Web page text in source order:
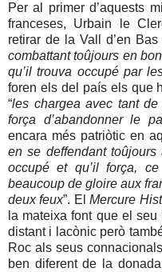
Per al primer d’aquests
franceses, Urbain le
retirar de la Vall d’en
combattant toûjours en
qu’il trouva occupé par
foren els del país els que
“les chargea avec tant
força d’abandonner le
encara més patriòtic en
en se deffendant
occupé et qu’il força,
beaucoup de gloire aux
deux feux”. ElMercure
la mateixa font que el
distant i lacònic però
Roc als seus
ben diferent de la